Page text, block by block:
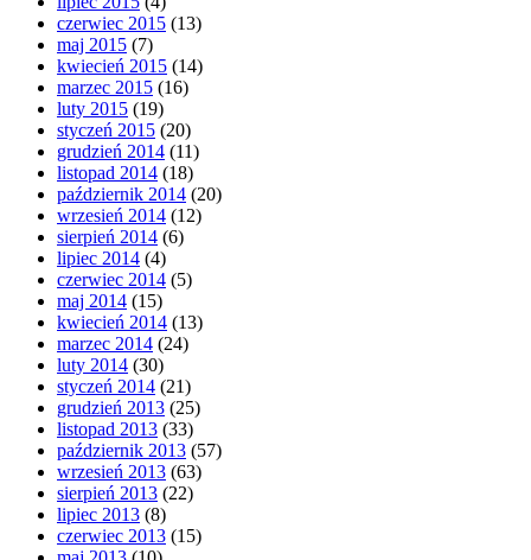
czerwiec 2015 (13)
maj 2015 (7)
kwiecień 2015 (14)
marzec 2015 (16)
luty 2015 (19)
styczeń 2015 (20)
grudzień 2014 (11)
listopad 2014 (18)
październik 2014 (20)
wrzesień 2014 (12)
sierpień 2014 (6)
lipiec 2014 (4)
czerwiec 2014 (5)
maj 2014 (15)
kwiecień 2014 (13)
marzec 2014 (24)
luty 2014 (30)
styczeń 2014 (21)
grudzień 2013 (25)
listopad 2013 (33)
październik 2013 (57)
wrzesień 2013 (63)
sierpień 2013 (22)
lipiec 2013 (8)
czerwiec 2013 (15)